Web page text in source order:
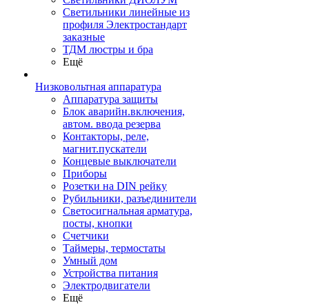
Светильники линейные из
профиля Электростандарт
заказные
ТДМ люстры и бра
Ещё
Низковольтная аппаратура
Аппаратура защиты
Блок аварийн.включения,
автом. ввода резерва
Контакторы, реле,
магнит.пускатели
Концевые выключатели
Приборы
Розетки на DIN рейку
Рубильники, разъединители
Светосигнальная арматура,
посты, кнопки
Счетчики
Таймеры, термостаты
Умный дом
Устройства питания
Электродвигатели
Ещё